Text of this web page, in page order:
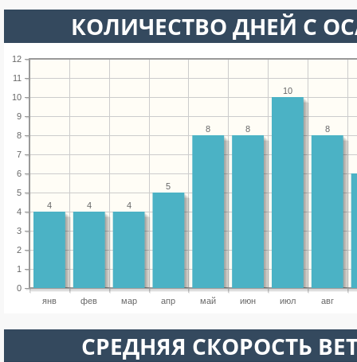
КОЛИЧЕСТВО ДНЕЙ С
янв фев мар апр май июн июл авг
0
1
2
3
4
5
6
7
8
9
10
11
12
8
10
8
8
5
4
4
4
СРЕДНЯЯ СКОРОСТЬ